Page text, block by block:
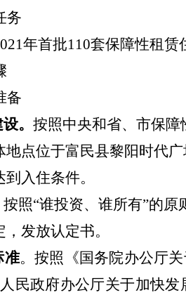
务
年首批110套保障性租赁
备
。 按照中央和省、市保障
地点位于富民县黎阳时代
到入住条件。
按照“谁投资、谁所有”的原
发放认定书。
准。按照
《国务院办公厅
民政府办公厅关于加快发